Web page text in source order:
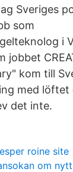
Sveriges
som
i
jobbet
kom till
med
det inte.
roine site
om